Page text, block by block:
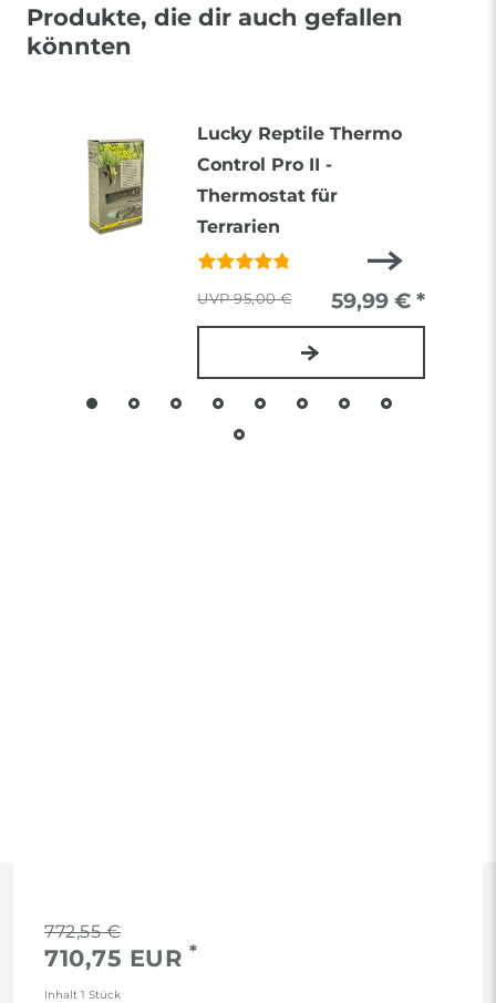
Produkte, die dir auch gefallen
könnten
Lucky Reptile Thermo
Control Pro II -
Thermostat für
Terrarien
95,00 € 59,99 € *
772,55 €
710,75 EUR *
Inhalt 1 Stück
RECHTLICHES
AGB